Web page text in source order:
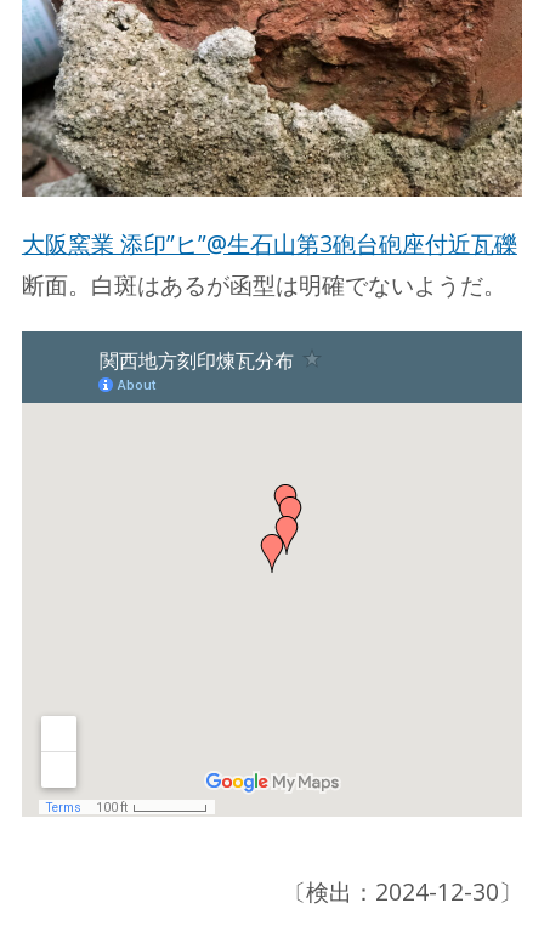
大阪窯業 添印”ヒ”@生石山第3砲台砲座付近瓦礫
断面。白斑はあるが函型は明確でないようだ。
〔検出：2024-12-30〕